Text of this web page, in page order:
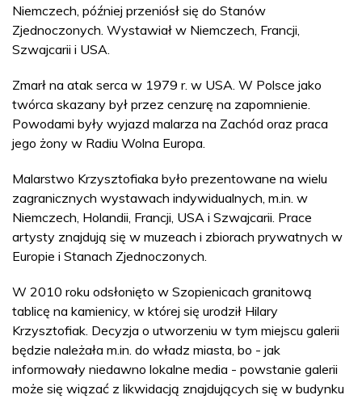
Niemczech, później przeniósł się do Stanów
Zjednoczonych. Wystawiał w Niemczech, Francji,
Szwajcarii i USA.
Zmarł na atak serca w 1979 r. w USA. W Polsce jako
twórca skazany był przez cenzurę na zapomnienie.
Powodami były wyjazd malarza na Zachód oraz praca
jego żony w Radiu Wolna Europa.
Malarstwo Krzysztofiaka było prezentowane na wielu
zagranicznych wystawach indywidualnych, m.in. w
Niemczech, Holandii, Francji, USA i Szwajcarii. Prace
artysty znajdują się w muzeach i zbiorach prywatnych w
Europie i Stanach Zjednoczonych.
W 2010 roku odsłonięto w Szopienicach granitową
tablicę na kamienicy, w której się urodził Hilary
Krzysztofiak. Decyzja o utworzeniu w tym miejscu galerii
będzie należała m.in. do władz miasta, bo - jak
informowały niedawno lokalne media - powstanie galerii
może się wiązać z likwidacją znajdujących się w budynku